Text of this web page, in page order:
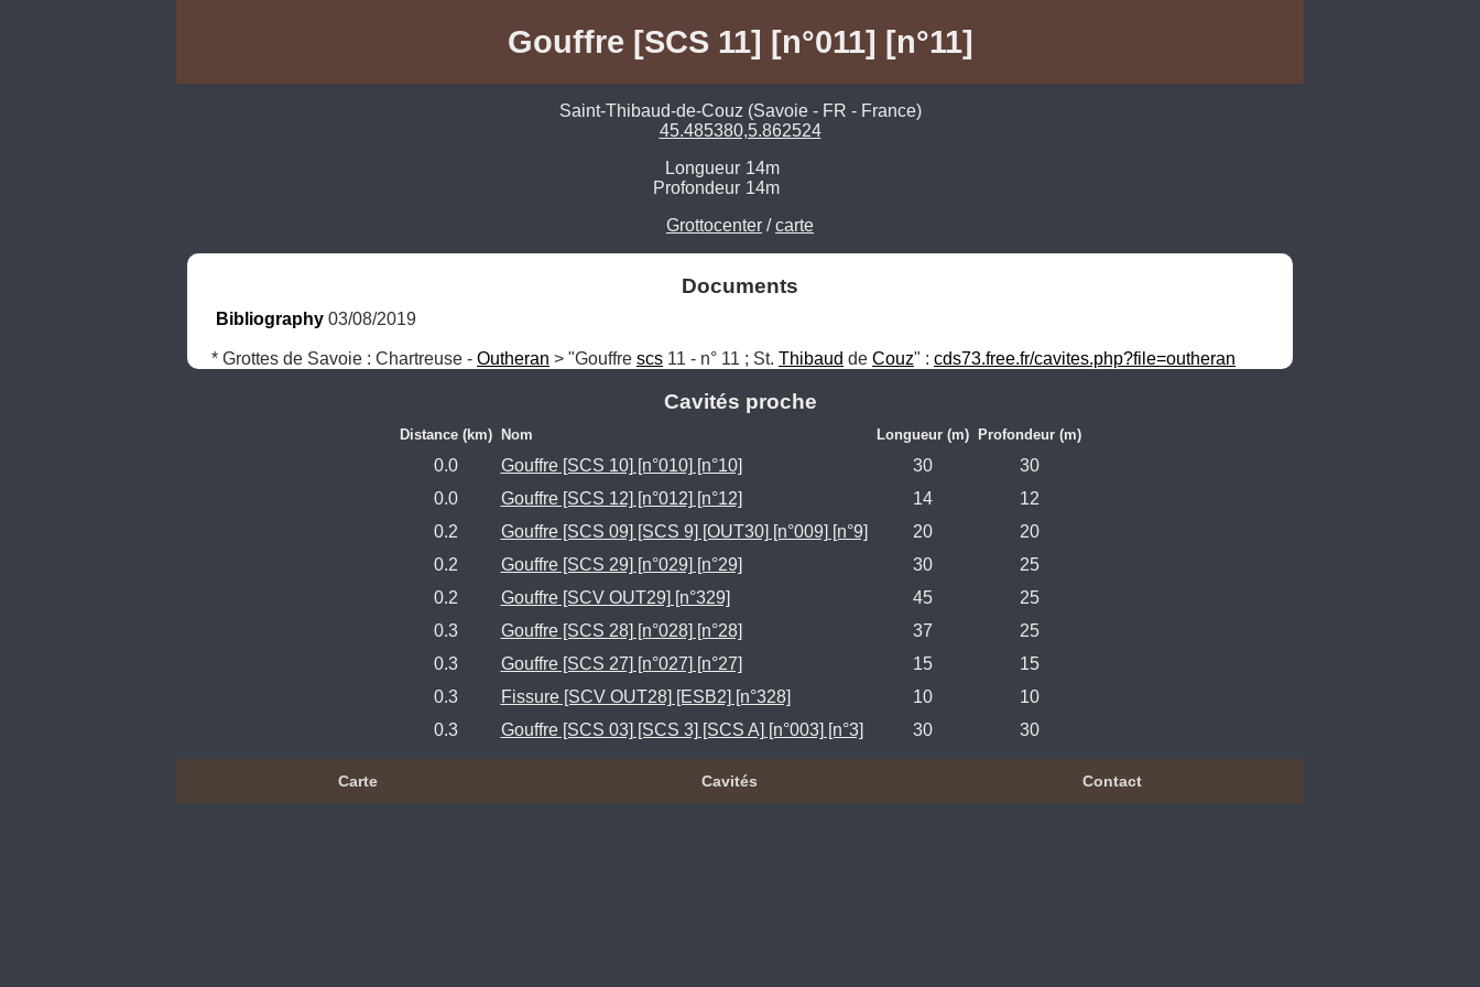
Gouffre [SCS 11] [n°011] [n°11]
Saint-Thibaud-de-Couz (Savoie - FR - France)
45.485380,5.862524
Longueur 14m
Profondeur 14m
Grottocenter /carte
Documents
Bibliography 03/08/2019
* Grottes de Savoie : Chartreuse - Outheran > "Gouffre scs 11 - n° 11 ; St. Thibaud de Couz" : cds73.free.fr/cavites.php?file=outheran
Cavités proche
Distance (km) Nom Longueur (m) Profondeur (m)
0.0 Gouffre [SCS 10] [n°010] [n°10] 30
30
0.0
Gouffre [SCS 12] [n°012] [n°12] 14
12
0.2
Gouffre [SCS 09] [SCS 9] [OUT30] [n°009] [n°9] 20
20
0.2
Gouffre [SCS 29] [n°029] [n°29] 30
25
0.2
Gouffre [SCV OUT29] [n°329] 45
25
0.3
Gouffre [SCS 28] [n°028] [n°28] 37
25
0.3
Gouffre [SCS 27] [n°027] [n°27] 15
15
0.3
Fissure [SCV OUT28] [ESB2] [n°328] 10
10
0.3
Gouffre [SCS 03] [SCS 3] [SCS A] [n°003] [n°3] 30 30
Carte Cavités Contact